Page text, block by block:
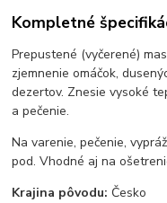
Kompletné
Prepustené (vyčerené)
zjemnenie omáčok,
dezertov. Znesie vysoké
a pečenie.
Na varenie, pečenie,
pod. Vhodné aj na
Krajina pôvodu: Česko